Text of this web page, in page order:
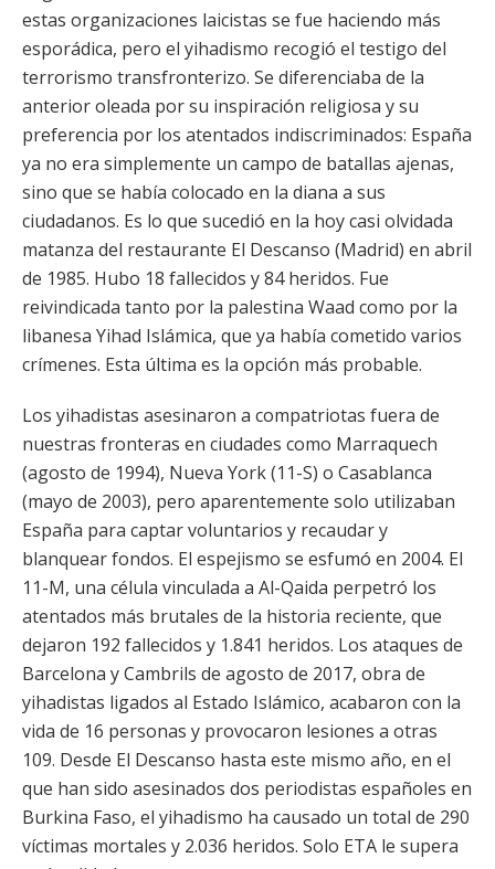
estas organizaciones laicistas se fue haciendo más
esporádica, pero el yihadismo recogió el testigo del
terrorismo transfronterizo. Se diferenciaba de la
anterior oleada por su inspiración religiosa y su
preferencia por los atentados indiscriminados: España
ya no era simplemente un campo de batallas ajenas,
sino que se había colocado en la diana a sus
ciudadanos. Es lo que sucedió en la hoy casi olvidada
matanza del restaurante El Descanso (Madrid) en abril
de 1985. Hubo 18 fallecidos y 84 heridos. Fue
reivindicada tanto por la palestina Waad como por la
libanesa Yihad Islámica, que ya había cometido varios
crímenes. Esta última es la opción más probable.
Los yihadistas asesinaron a compatriotas fuera de
nuestras fronteras en ciudades como Marraquech
(agosto de 1994), Nueva York (11-S) o Casablanca
(mayo de 2003), pero aparentemente solo utilizaban
España para captar voluntarios y recaudar y
blanquear fondos. El espejismo se esfumó en 2004. El
11-M, una célula vinculada a Al-Qaida perpetró los
atentados más brutales de la historia reciente, que
dejaron 192 fallecidos y 1.841 heridos. Los ataques de
Barcelona y Cambrils de agosto de 2017, obra de
yihadistas ligados al Estado Islámico, acabaron con la
vida de 16 personas y provocaron lesiones a otras
109. Desde El Descanso hasta este mismo año, en el
que han sido asesinados dos periodistas españoles en
Burkina Faso, el yihadismo ha causado un total de 290
víctimas mortales y 2.036 heridos. Solo ETA le supera